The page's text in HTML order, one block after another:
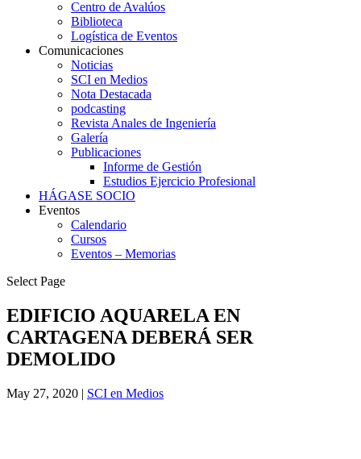
Centro de Avalúos
Biblioteca
Logística de Eventos
Comunicaciones
Noticias
SCI en Medios
Nota Destacada
podcasting
Revista Anales de Ingeniería
Galería
Publicaciones
Informe de Gestión
Estudios Ejercicio Profesional
HÁGASE SOCIO
Eventos
Calendario
Cursos
Eventos – Memorias
Select Page
EDIFICIO AQUARELA EN
CARTAGENA DEBERÁ SER
DEMOLIDO
May 27, 2020 | SCI en Medios